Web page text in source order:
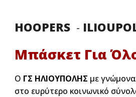
HOOPERS -
Μπάσκετ Για
Ο ΓΣ ΗΛΙΟΥΠΟΛΗΣ με
στο ευρύτερο κοινωνικό